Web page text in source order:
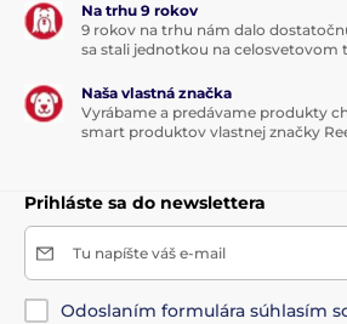
Na trhu 9 rokov
9 rokov na trhu nám dalo
sa stali jednotkou na celosvetovom
Naša vlastná značka
Vyrábame a predávame produkty
smart produktov vlastnej značky
Prihláste sa do newslettera
Tu napíšte váš e-mail
Odoslaním formulára súhlasím